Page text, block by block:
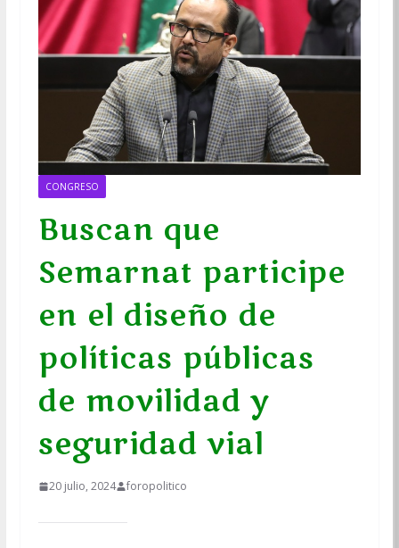
CONGRESO
Buscan que
Semarnat participe
en el diseño de
políticas públicas
de movilidad y
seguridad vial
20 julio, 2024 foropolitico